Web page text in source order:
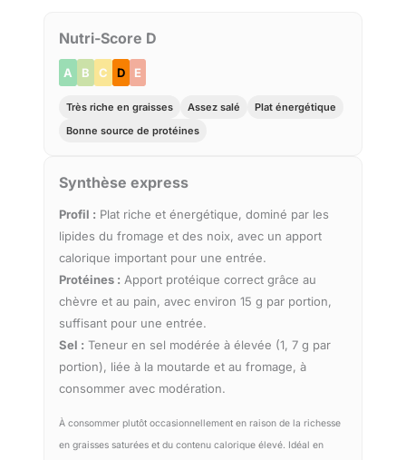
Nutri-Score D
A B C D E
Très riche en graisses Assez salé
Plat énergétique
Bonne source de protéines
Synthèse express
Profil : Plat riche et énergétique, dominé par les
lipides du fromage et des noix, avec un apport
calorique important pour une entrée.
Protéines : Apport protéique correct grâce au
chèvre et au pain, avec environ 15 g par portion,
suffisant pour une entrée.
Sel : Teneur en sel modérée à élevée (1, 7 g par
portion), liée à la moutarde et au fromage, à
consommer avec modération.
À consommer plutôt occasionnellement en raison de la richesse
en graisses saturées et du contenu calorique élevé. Idéal en